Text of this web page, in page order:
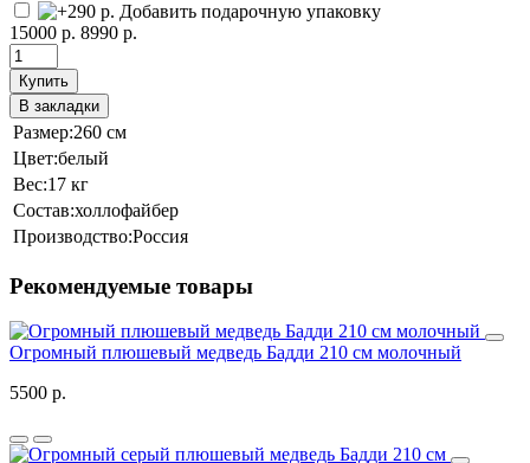
Добавить подарочную упаковку
15000 р. 8990 р.
Купить
В закладки
Размер:260 см
Цвет:белый
Вес:17 кг
Состав:холлофайбер
Производство:Россия
Рекомендуемые товары
Огромный плюшевый медведь Бадди 210 см молочный
5500 р.